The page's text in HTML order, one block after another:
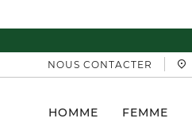
NOUS CONTACTER
HOMME FEMME